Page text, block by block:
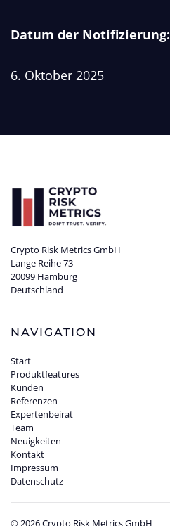
Datum der Notifizierung:
6. Oktober 2025
Crypto Risk Metrics GmbH
Lange Reihe 73
20099 Hamburg
Deutschland
NAVIGATION
Start
Produktfeatures
Kunden
Referenzen
Expertenbeirat
Team
Neuigkeiten
Kontakt
Impressum
Datenschutz
© 2026Crypto Risk Metrics GmbH